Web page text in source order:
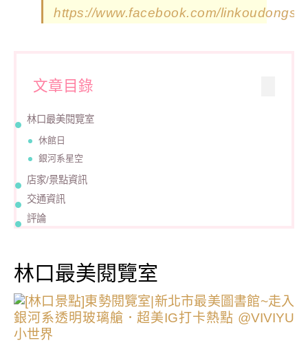
https://www.facebook.com/
文章目錄
林口最美閱覽室
休館日
銀河系星空
店家/景點資訊
交通資訊
評論
林口最美閱覽室